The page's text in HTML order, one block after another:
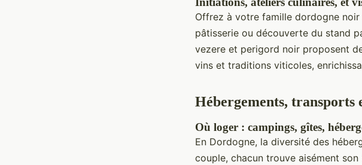
Offrez à votre famille dordogne
pâtisserie ou découverte du stand
vezere et perigord noir proposent
vins et traditions viticoles,
Hébergements, transports
Où loger : campings, gîtes,
En Dordogne, la diversité des
couple, chacun trouve aisément